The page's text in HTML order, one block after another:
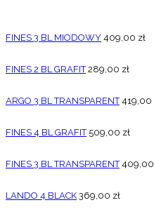
FINES 3 BL MIODOWY 409,00 zł
FINES 2 BL GRAFIT 289,00 zł
ARGO 3 BL TRANSPARENT 419,00
FINES 4 BL GRAFIT 509,00 zł
FINES 3 BL TRANSPARENT 409,00
LANDO 4 BLACK 369,00 zł